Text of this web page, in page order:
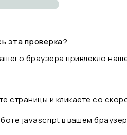
эта проверка?
браузера привлекло
страницы и кликаете со
javascript в вашем